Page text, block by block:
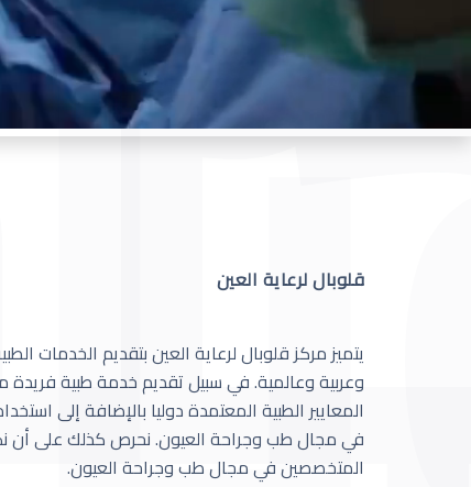
قلوبال لرعاية العين
يتميز مركز قلوبال لرعاية العين بتقديم الخدمات
وعربية وعالمية. في سبيل تقديم خدمة طبية فريدة
المعايير الطبية المعتمدة دوليا بالإضافة إلى
في مجال طب وجراحة العيون. نحرص كذلك على أن
المتخصصين في مجال طب وجراحة العيون.